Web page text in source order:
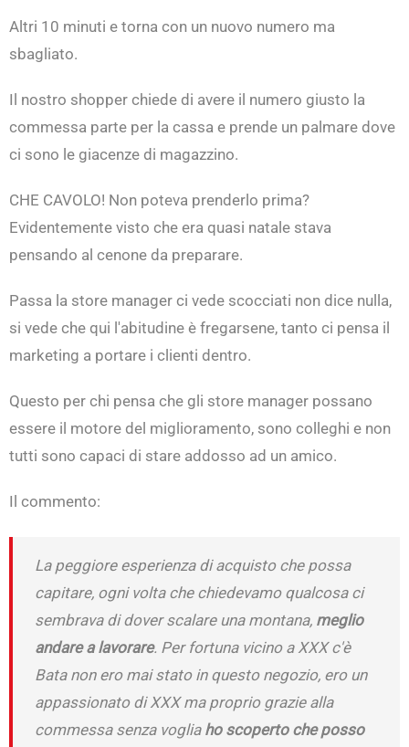
Altri 10 minuti e torna con un nuovo numero ma
sbagliato.
Il nostro shopper chiede di avere il numero giusto la
commessa parte per la cassa e prende un palmare dove
ci sono le giacenze di magazzino.
CHE CAVOLO! Non poteva prenderlo prima?
Evidentemente visto che era quasi natale stava
pensando al cenone da preparare.
Passa la store manager ci vede scocciati non dice nulla,
si vede che qui l'abitudine è fregarsene, tanto ci pensa il
marketing a portare i clienti dentro.
Questo per chi pensa che gli store manager possano
essere il motore del miglioramento, sono colleghi e non
tutti sono capaci di stare addosso ad un amico.
Il commento:
La peggiore esperienza di acquistoche possa
capitare, ogni volta che chiedevamo qualcosa ci
sembrava di dover scalare una montana, meglio
andare a lavorare. Per fortuna vicino a XXX c'è
Bata non ero mai stato in questo negozio, ero un
appassionato di XXX ma proprio grazie alla
commessa senza voglia ho scoperto che posso